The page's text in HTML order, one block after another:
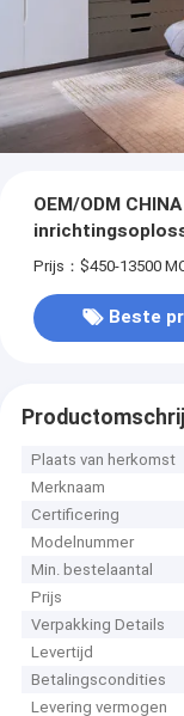
OEM/ODM
Prijs：$450-13500
Beste
Plaats van herkomst
Merknaam
Certificering
Modelnummer
Min. bestelaantal
Prijs
Verpakking Details
Levertijd
Betalingscondities
Levering vermogen